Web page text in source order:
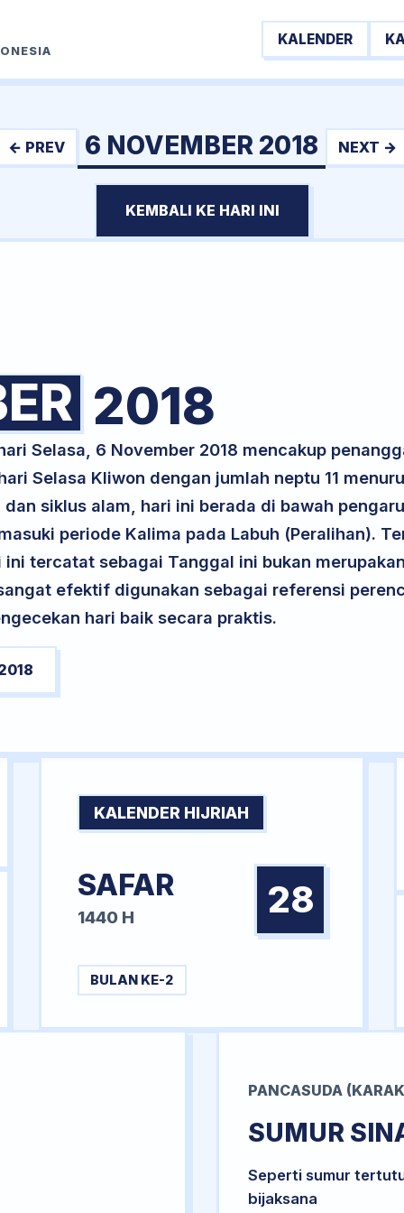
KALENDER
← PREV 6 NOVEMBER 2018 NEXT →
KEMBALI KE HARI INI
2018
Selasa, 6 November 2018 mencakup
Selasa Kliwon dengan jumlah neptu 11
siklus alam, hari ini berada di bawah
periode Kalima pada Labuh (Peralihan).
tercatat sebagai Tanggal ini bukan
efektif digunakan sebagai referensi
hari baik secara praktis.
KALENDER HIJRIAH
SAFAR
1440 H 28
BULAN KE-2
PANCASUDA
SUMUR
Seperti sumur
bijaksana